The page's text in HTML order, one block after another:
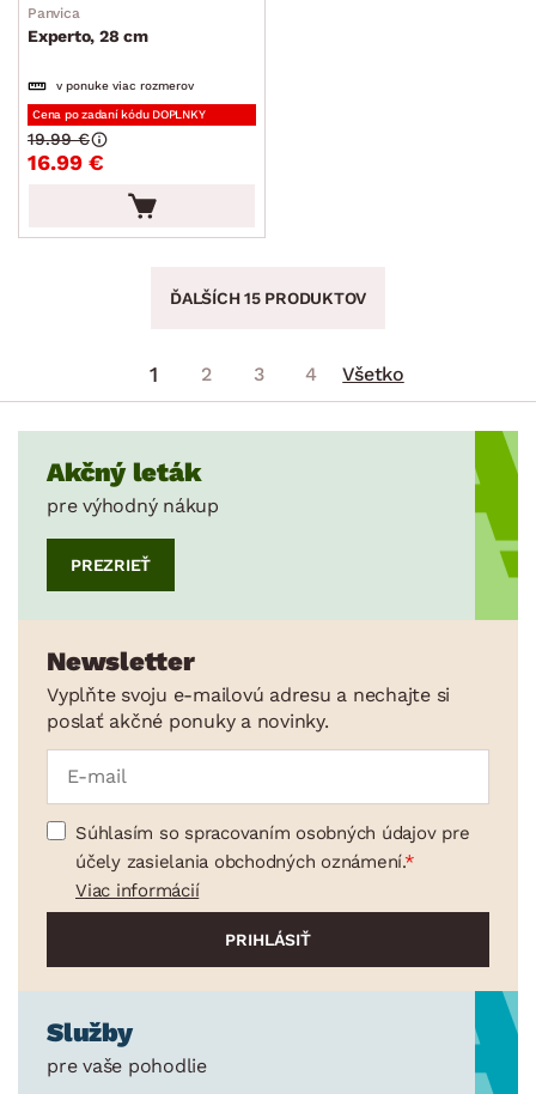
Panvica
Experto, 28 cm
v ponuke viac rozmerov
Cena po zadaní kódu DOPLNKY
16.99 €
19.99 €
ĎALŠÍCH 15 PRODUKTOV
1 2 3 4 Všetko
Akčný leták
pre výhodný nákup
PREZRIEŤ
Newsletter
Vyplňte svoju e-mailovú adresu a nechajte si
poslať akčné ponuky a novinky.
Súhlasím so spracovaním osobných údajov pre
účely zasielania obchodných oznámení.
Viac informácií
Služby
pre vaše pohodlie